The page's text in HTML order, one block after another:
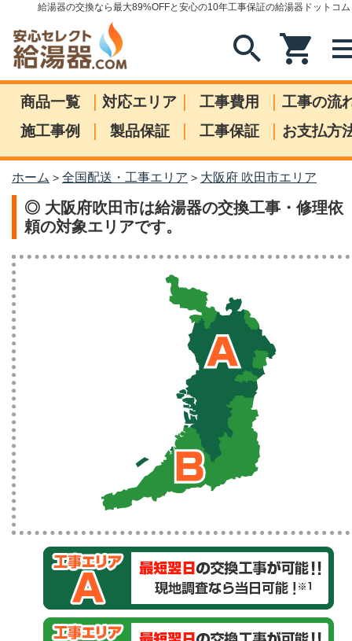
給湯器の交換なら最大89%OFFと安心の10年工事保証の給湯器ドットコム
search shopping_cart
商品一覧 | 対応エリア | 工事費用 | 工事の流
施工事例
| 製品保証 | 工事保証 | お支払方
ホーム > 全国配送・工事エリア > 大阪府 吹田市エリア
◎ 大阪府吹田市は給湯器の交換工事・修理依
頼の対象エリアです。